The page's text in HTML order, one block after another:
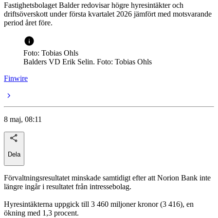
Fastighetsbolaget Balder redovisar högre hyresintäkter och
driftsöverskott under första kvartalet 2026 jämfört med motsvarande
period året före.
Foto: Tobias Ohls
Balders VD Erik Selin. Foto: Tobias Ohls
Finwire
8 maj, 08:11
Dela
Förvaltningsresultatet minskade samtidigt efter att Norion Bank inte
längre ingår i resultatet från intressebolag.
Hyresintäkterna uppgick till 3 460 miljoner kronor (3 416), en
ökning med 1,3 procent.